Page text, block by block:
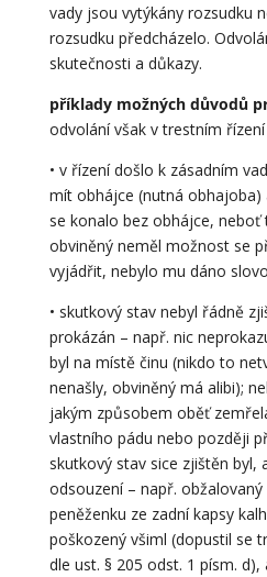
vady jsou vytýkány rozsudku
rozsudku předcházelo.
skutečnosti a důkazy.
příklady možných důvodů
odvolání však v trestním
• v řízení došlo k zásadním
mít obhájce (nutná obhajoba)
se konalo bez obhájce, neboť
obviněný neměl možnost se
vyjádřit, nebylo mu dáno
• skutkový stav nebyl řádně
prokázán – např. nic
byl na místě činu (nikdo to
nenašly, obviněný má alibi);
jakým způsobem oběť
vlastního pádu nebo později
skutkový stav sice zjištěn byl,
odsouzení – např.
peněženku ze zadní kapsy
poškozený všiml (dopustil se
dle ust. § 205 odst. 1 písm.